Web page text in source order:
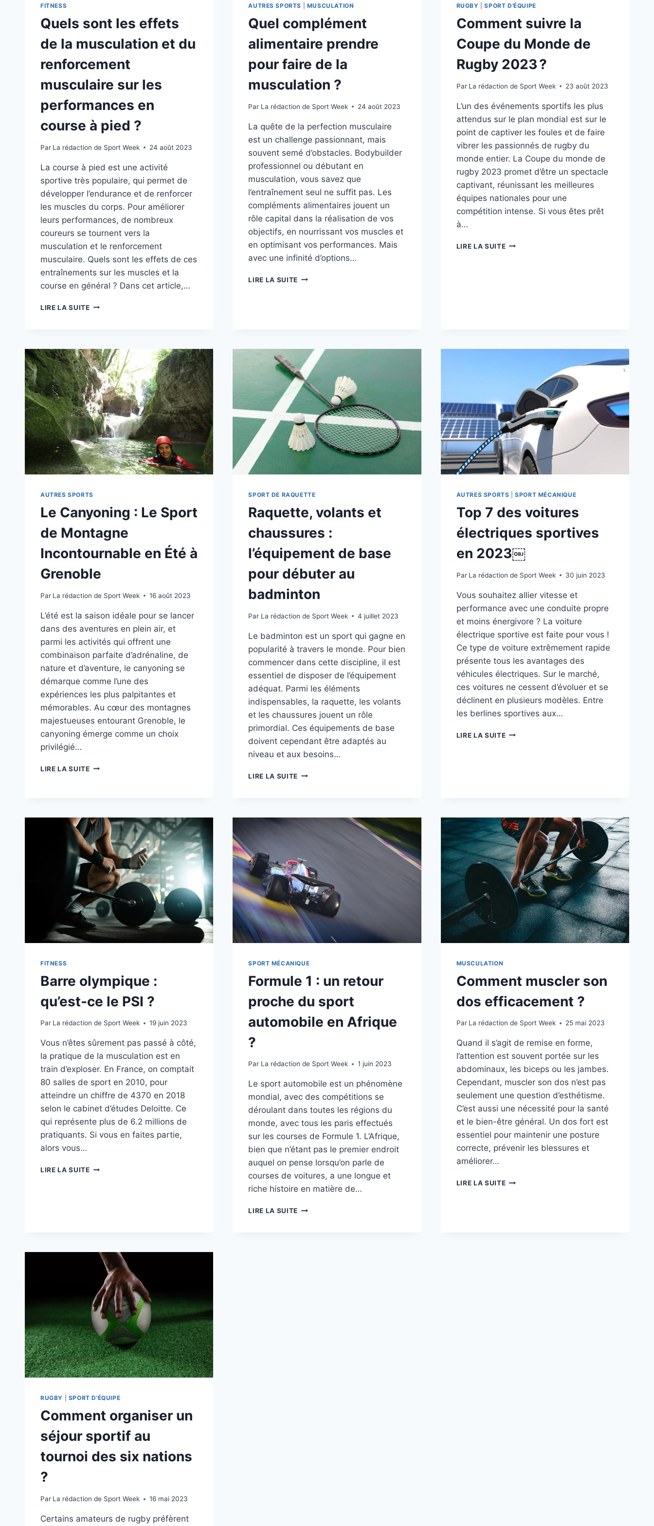
FITNESS
Quels sont les effets
de la musculation et du
renforcement
musculaire sur les
performances en
course à pied ?
Par La rédaction de Sport Week 24 août 2023
La course à pied est une activité
sportive très populaire, qui permet de
développer l’endurance et de renforcer
les muscles du corps. Pour améliorer
leurs performances, de nombreux
coureurs se tournent vers la
musculation et le renforcement
musculaire. Quels sont les effets de ces
entraînements sur les muscles et la
course en général ? Dans cet article,…
LIRE LA SUITEQUELS
LA
MUSCULATION
ET
DU
RENFORCEMENT
MUSCULAIRE
SUR
LES
PERFORMANCES
EN
COURSE
À
AUTRES SPORTS MUSCULATION
Quel complément
alimentaire prendre
pour faire de la
musculation ?
Par La rédaction de Sport Week 24 août 2023
La quête de la perfection musculaire
est un challenge passionnant, mais
souvent semé d’obstacles. Bodybuilder
professionnel ou débutant en
musculation, vous savez que
l’entraînement seul ne suffit pas. Les
compléments alimentaires jouent un
rôle capital dans la réalisation de vos
objectifs, en nourrissant vos muscles et
en optimisant vos performances. Mais
avec une infinité d’options…
LIRE LA SUITE QUEL
LA
MUSCULATION
?
RUGBY |SPORT D'ÉQUIPE
Comment suivre la
Coupe du Monde de
Rugby 2023 ?
Par La rédaction de Sport Week 23 août 2023
L’un des événements sportifs les plus
attendus sur le plan mondial est sur le
point de captiver les foules et de faire
vibrer les passionnés de rugby du
monde entier. La Coupe du monde de
rugby 2023 promet d’être un spectacle
captivant, réunissant les meilleures
équipes nationales pour une
compétition intense. Si vous êtes prêt
à…
LIRE LA SUITECOMMENT
AUTRES SPORTS
Le Canyoning : Le Sport
de Montagne
Incontournable en Été à
Grenoble
Par La rédaction de Sport Week 16 août 2023
L’été est la saison idéale pour se lancer
dans des aventures en plein air, et
parmi les activités qui offrent une
combinaison parfaite d’adrénaline, de
nature et d’aventure, le canyoning se
démarque comme l’une des
expériences les plus palpitantes et
mémorables. Au cœur des montagnes
majestueuses entourant Grenoble, le
canyoning émerge comme un choix
privilégié…
LIRE LA SUITELE
DE
MONTAGNE
INCONTOURNABLE
EN
ÉTÉ
À
GRENOBLE
SPORT DE RAQUETTE
Raquette, volants et
chaussures :
l’équipement de base
pour débuter au
badminton
Par La rédaction de Sport Week 4 juillet 2023
Le badminton est un sport qui gagne en
popularité à travers le monde. Pour bien
commencer dans cette discipline, il est
essentiel de disposer de l’équipement
adéquat. Parmi les éléments
indispensables, la raquette, les volants
et les chaussures jouent un rôle
primordial. Ces équipements de base
doivent cependant être adaptés au
niveau et aux besoins…
LIRE LA SUITE RAQUETTE,
L’ÉQUIPEMENT
DÉBUTER
AU
BADMINTON
AUTRES SPORTS |SPORT MÉCANIQUE
Top 7 des voitures
électriques sportives
en 2023￼
Par La rédaction de Sport Week 30 juin 2023
Vous souhaitez allier vitesse et
performance avec une conduite propre
et moins énergivore ? La voiture
électrique sportive est faite pour vous !
Ce type de voiture extrêmement rapide
présente tous les avantages des
véhicules électriques. Sur le marché,
ces voitures ne cessent d’évoluer et se
déclinent en plusieurs modèles. Entre
les berlines sportives aux…
LIRE LA SUITETOP
FITNESS
Barre olympique :
qu’est-ce le PSI ?
Par La rédaction de Sport Week 19 juin 2023
Vous n’êtes sûrement pas passé à côté,
la pratique de la musculation est en
train d’exploser. En France, on comptait
80 salles de sport en 2010, pour
atteindre un chiffre de 4370 en 2018
selon le cabinet d’études Deloitte. Ce
qui représente plus de 6.2 millions de
pratiquants. Si vous en faites partie,
alors vous…
LIRE LA SUITEBARRE
SPORT MÉCANIQUE
Formule 1 : un retour
proche du sport
automobile en Afrique
?
Par La rédaction de Sport Week 1 juin 2023
Le sport automobile est un phénomène
mondial, avec des compétitions se
déroulant dans toutes les régions du
monde, avec tous les paris effectués
sur les courses de Formule 1. L’Afrique,
bien que n’étant pas le premier endroit
auquel on pense lorsqu’on parle de
courses de voitures, a une longue et
riche histoire en matière de…
LIRE LA SUITE FORMULE
MUSCULATION
Comment muscler son
dos efficacement ?
Par La rédaction de Sport Week 25 mai 2023
Quand il s’agit de remise en forme,
l’attention est souvent portée sur les
abdominaux, les biceps ou les jambes.
Cependant, muscler son dos n’est pas
seulement une question d’esthétisme.
C’est aussi une nécessité pour la santé
et le bien-être général. Un dos fort est
essentiel pour maintenir une posture
correcte, prévenir les blessures et
améliorer…
LIRE LA SUITECOMMENT
RUGBY SPORT D'ÉQUIPE
Comment organiser un
séjour sportif au
tournoi des six nations
?
Par La rédaction de Sport Week 16 mai 2023
Certains amateurs de rugby préfèrent